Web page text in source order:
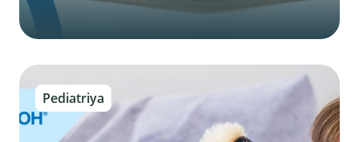
Pediatriya